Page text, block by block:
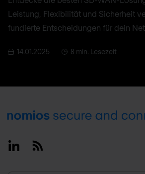
Leistung, Flexibilität und Sicherheit
fundierte Entscheidungen für dein
14.01.2025 8 min. Lesezeit
Footer
LinkedinRSS